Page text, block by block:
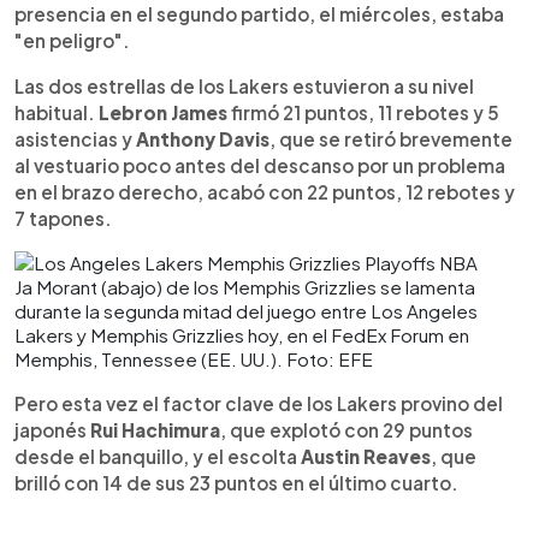
presencia en el segundo partido, el miércoles, estaba
"en peligro".
Las dos estrellas de los Lakers estuvieron a su nivel
habitual. Lebron Jamesfirmó 21 puntos, 11 rebotes y 5
asistencias yAnthony Davis, que se retiró brevemente
al vestuario poco antes del descanso por un problema
en el brazo derecho, acabó con 22 puntos, 12 rebotes y
7 tapones.
Ja Morant (abajo) de los Memphis Grizzlies se lamenta
durante la segunda mitad del juego entre Los Angeles
Lakers y Memphis Grizzlies hoy, en el FedEx Forum en
Memphis, Tennessee (EE. UU.). Foto: EFE
Pero esta vez el factor clave de los Lakers provino del
japonés Rui Hachimura, que explotó con 29 puntos
desde el banquillo, y el escolta Austin Reaves, que
brilló con 14 de sus 23 puntos en el último cuarto.